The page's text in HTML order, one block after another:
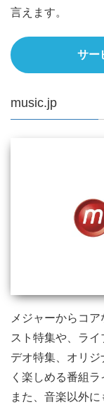
言えます。
サー
music.jp
メジャーからコ
スト特集や、ラ
デオ特集、オリ
く楽しめる番組
また、音楽以外